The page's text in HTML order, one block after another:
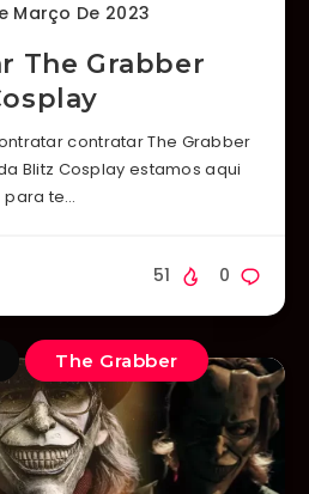
Março De 2023
The Grabber
contratar The Grabber
Blitz Cosplay estamos aqui
para te…
0
51
The Grabber